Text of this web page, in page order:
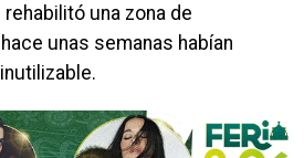
una zona de
unas semanas habían